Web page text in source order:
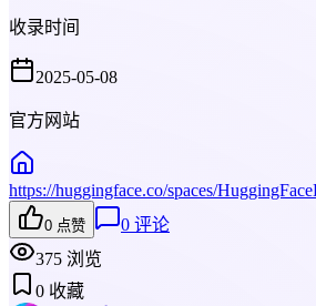
收录时间
2025-05-08
官方网站
https://huggingface.co/spaces/
0 点赞 0 评论
375 浏览
0 收藏